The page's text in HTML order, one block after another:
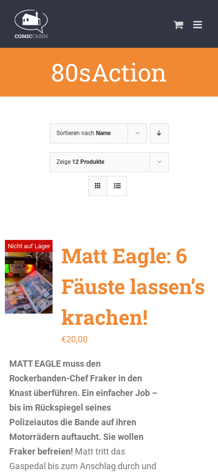
Inhalt
springen
80sAction
Sortieren nach Name
Zeige 12 Produkte
Nicht auf Lager
Matt Eagle: 6
Fäuste lassen’s
krachen!
€20,00
MATT EAGLE muss den
Rockerbanden-Chef Fraker in den
Knast überführen. Ein einfacher Job –
bis im Rückspiegel seines
Polizeiautos die Bande auf ihren
Motorrädern auftaucht. Sie wollen
Fraker befreien! Matt tritt das
Gaspedal bis zum Anschlag durch und